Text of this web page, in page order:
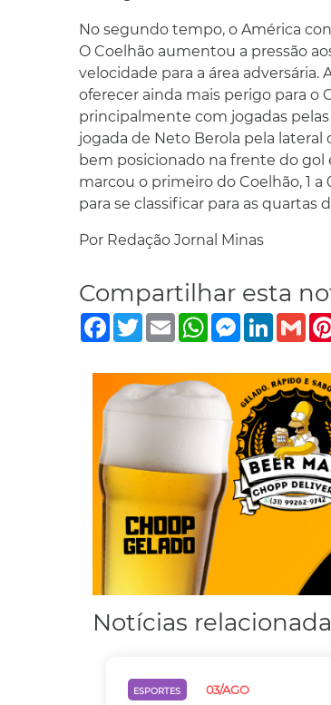
No segundo tempo, o América
O Coelhão aumentou a pressão
velocidade para a área
oferecer ainda mais perigo para o
principalmente com jogadas
jogada de Neto Berola pela lateral
bem posicionado na frente do
marcou o primeiro do Coelhão, 1
para se classificar para as quartas
Por Redação Jornal Minas
Compartilhar esta
Facebook
TwitterEmailWhatsApp
Messenger
Notícias
ESPORTES 03/AGO